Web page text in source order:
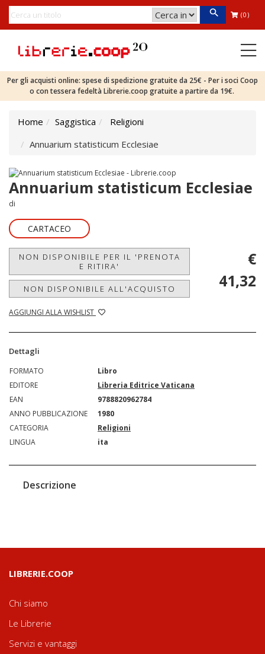
(0)
Per gli acquisti online: spese di spedizione gratuite da 25€ - Per i soci Coop
o con tessera fedeltà Librerie.coop gratuite a partire da 19€.
Home Saggistica
Religioni
Annuarium statisticum Ecclesiae
Annuarium statisticum Ecclesiae
di
CARTACEO
NON DISPONIBILE PER IL 'PRENOTA
E RITIRA'
NON DISPONIBILE ALL'ACQUISTO
AGGIUNGI ALLA WISHLIST
€
41,32
Dettagli
FORMATO
Libro
EDITORE
Libreria Editrice Vaticana
EAN
9788820962784
ANNO PUBBLICAZIONE
1980
CATEGORIA
Religioni
LINGUA
ita
Descrizione
LIBRERIE.COOP
Chi siamo
Le Librerie
Servizi e vantaggi